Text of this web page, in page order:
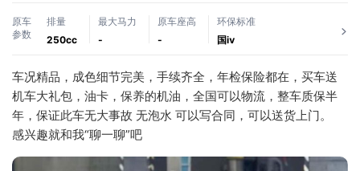
原车
参数
排量
250cc
最大马力
-
原车座高
-
环保标准
国ⅳ
车况精品，成色细节完美，手续齐全，年检保险都在，买车送
机车大礼包，油卡，保养的机油，全国可以物流，整车质保半
年，保证此车无大事故 无泡水 可以写合同，可以送货上门。
感兴趣就和我“聊一聊”吧